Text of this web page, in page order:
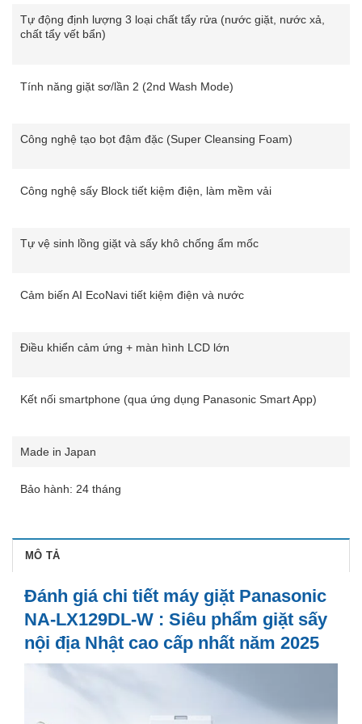
MÔ TẢ
Đánh giá chi tiết máy giặt Panasonic
NA-LX129DL-W : Siêu phẩm giặt sấy
nội địa Nhật cao cấp nhất năm 2025
Tự động định lượng 3 loại chất tẩy rửa (nước giặt, nước xả,
chất tẩy vết bẩn)
Tính năng giặt sơ/lần 2 (2nd Wash Mode)
Công nghệ tạo bọt đậm đặc (Super Cleansing Foam)
Công nghệ sấy Block tiết kiệm điện, làm mềm vải
Tự vệ sinh lồng giặt và sấy khô chống ẩm mốc
Cảm biến AI EcoNavi tiết kiệm điện và nước
Điều khiển cảm ứng + màn hình LCD lớn
Kết nối smartphone (qua ứng dụng Panasonic Smart App)
Made in Japan
Bảo hành: 24 tháng